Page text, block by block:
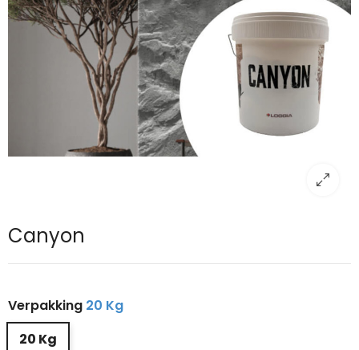
Canyon
Verpakking 20 Kg
20 Kg